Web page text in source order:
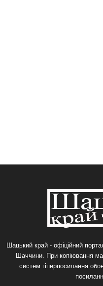
Шацький край - офіційний
Шаччини. При копіювання
систем гіперпосилання